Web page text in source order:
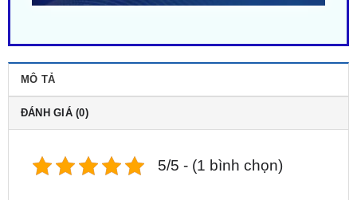
ĐÁNH GIÁ (0)
Chào mừng bạn đến với sự tiện lợi hoàn hảo của